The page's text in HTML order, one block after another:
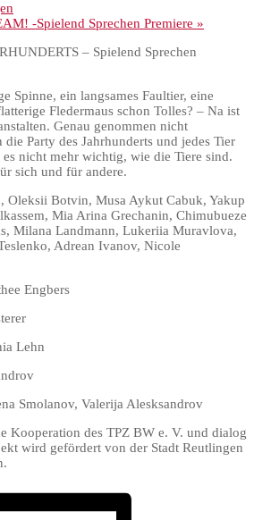
-Spielend Sprechen Premiere »
Spinne, ein langsames Faultier, eine
Fledermaus schon Tolles? – Na ist
Genau genommen nicht
Party des Jahrhunderts und jedes Tier
nicht mehr wichtig, wie die Tiere sind.
sich und für andere.
Oleksii Botvin, Musa Aykut Cabuk, Yakup
Mia Arina Grechanin, Chimubueze
Milana Landmann, Lukeriia Muravlova,
Adrean Ivanov, Nicole
Engbers
Lehn
Smolanov, Valerija Alesksandrov
Kooperation des TPZ BW e. V. und dialog
wird gefördert von der Stadt Reutlingen